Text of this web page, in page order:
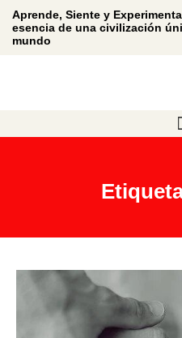
Aprende, Siente y
esencia de una civilización
mundo